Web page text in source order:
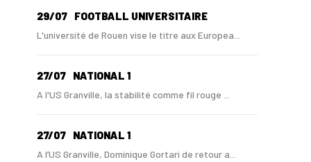
29/07 FOOTBALL UNIVERSITAIRE
L'université de Rouen vise le titre aux Europea...
27/07 NATIONAL 1
A l'US Granville, la stabilité comme fil rouge ...
27/07 NATIONAL 1
A l’US Granville, Dominique Gortari de retour a...